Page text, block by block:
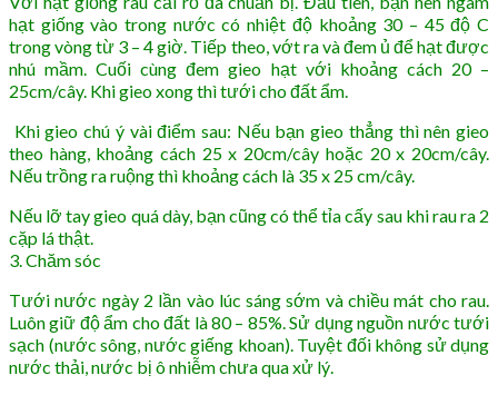
hạt giống vào trong nước có nhiệt độ khoảng 30 – 45 độ C
trong vòng từ 3 – 4 giờ. Tiếp theo, vớt ra và đem ủ để hạt được
nhú mầm. Cuối cùng đem gieo hạt với khoảng cách 20 –
25cm/cây. Khi gieo xong thì tưới cho đất ẩm.
Khi gieo chú ý vài điểm sau: Nếu bạn gieo thẳng thì nên gieo
theo hàng, khoảng cách 25 x 20cm/cây hoặc 20 x 20cm/cây.
Nếu trồng ra ruộng thì khoảng cách là 35 x 25 cm/cây.
Nếu lỡ tay gieo quá dày, bạn cũng có thể tỉa cấy sau khi rau ra 2
cặp lá thật.
3. Chăm sóc
Tưới nước ngày 2 lần vào lúc sáng sớm và chiều mát cho rau.
Luôn giữ độ ẩm cho đất là 80 – 85%. Sử dụng nguồn nước tưới
sạch (nước sông, nước giếng khoan). Tuyệt đối không sử dụng
nước thải, nước bị ô nhiễm chưa qua xử lý.